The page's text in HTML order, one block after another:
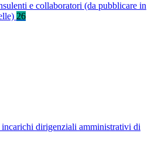
e collaboratori (da pubblicare in
26
dirigenziali amministrativi di